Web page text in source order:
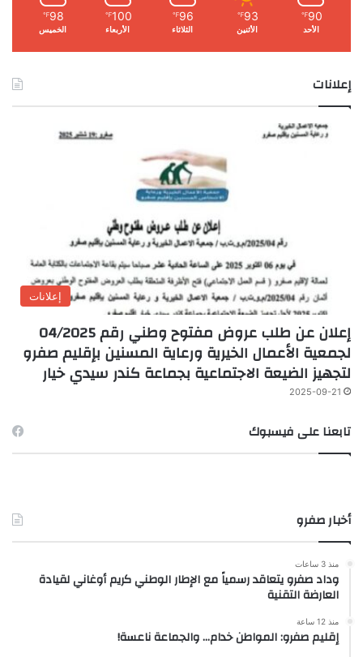
90
℉
الأحد
93
℉
الأثنين
96
℉
الثلاثاء
100
℉
الأربعاء
98
℉
الخميس
إعلانات
إعلانات
إعلان عن طلب عروض مفتوح وطني رقم 04/2025
لجمعية الأعمال الخيرية ورعاية المسنين بإقليم صفرو
لتجهيز الضيعة الاجتماعية بجماعة كندر سيدي خيار
2025-09-21
تابعنا على فيسبوك
أخبار صفرو
منذ 3 ساعات
وداد صفرو يتعاقد رسمياً مع الإطار الوطني كريم أوغاني لقيادة
العارضة التقنية
منذ 12 ساعة
إقليم صفرو: المواطن خدام… والجماعة ناعسة!